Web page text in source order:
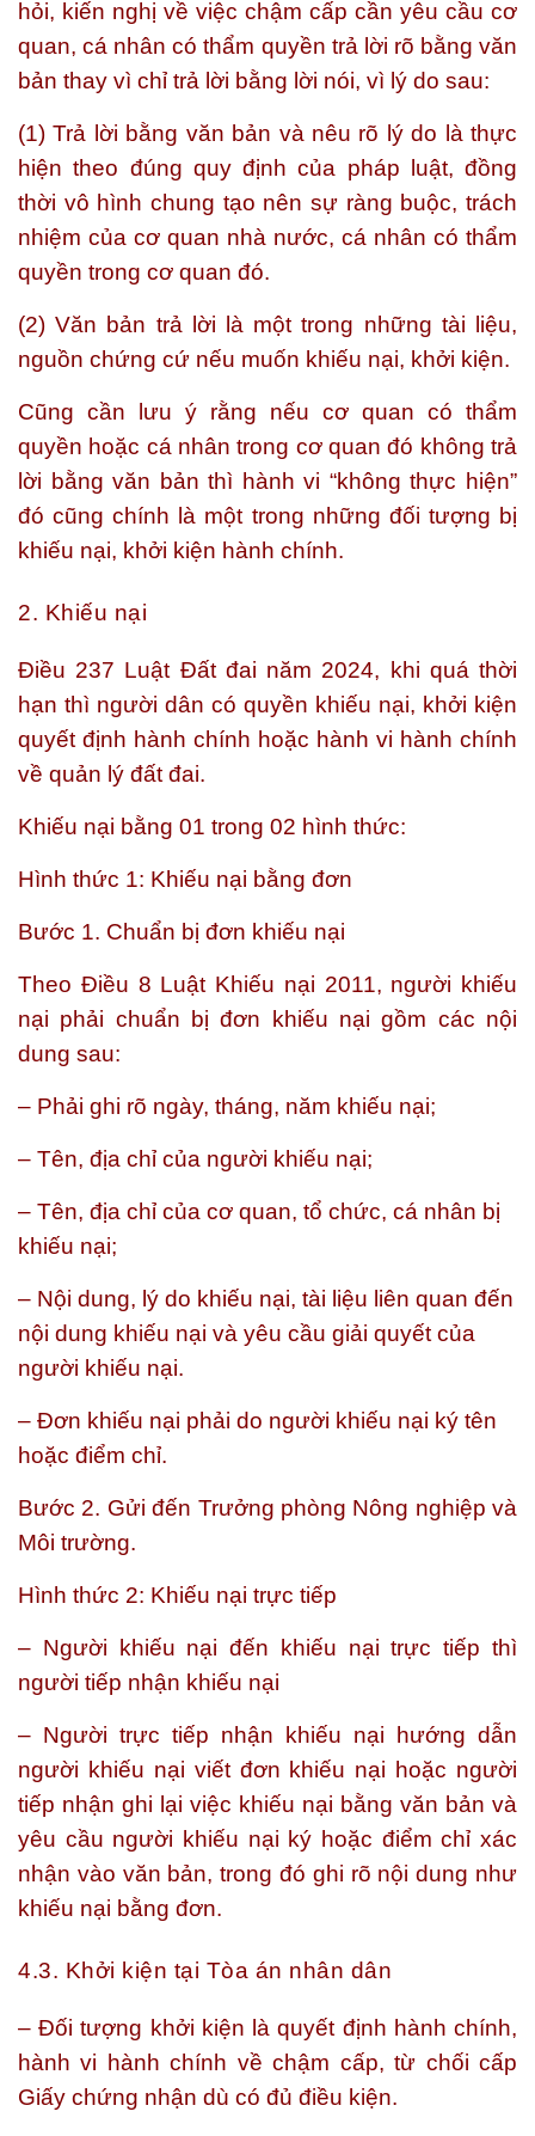
hỏi, kiến nghị về việc chậm cấp cần yêu cầu cơ
quan, cá nhân có thẩm quyền trả lời rõ bằng văn
bản thay vì chỉ trả lời bằng lời nói, vì lý do sau:
(1) Trả lời bằng văn bản và nêu rõ lý do là thực
hiện theo đúng quy định của pháp luật, đồng
thời vô hình chung tạo nên sự ràng buộc, trách
nhiệm của cơ quan nhà nước, cá nhân có thẩm
quyền trong cơ quan đó.
(2) Văn bản trả lời là một trong những tài liệu,
nguồn chứng cứ nếu muốn khiếu nại, khởi kiện.
Cũng cần lưu ý rằng nếu cơ quan có thẩm
quyền hoặc cá nhân trong cơ quan đó không trả
lời bằng văn bản thì hành vi “không thực hiện”
đó cũng chính là một trong những đối tượng bị
khiếu nại, khởi kiện hành chính.
2. Khiếu nại
Điều 237 Luật Đất đai năm 2024, khi quá thời
hạn thì người dân có quyền khiếu nại, khởi kiện
quyết định hành chính hoặc hành vi hành chính
về quản lý đất đai.
Khiếu nại bằng 01 trong 02 hình thức:
Hình thức 1: Khiếu nại bằng đơn
Bước 1. Chuẩn bị đơn khiếu nại
Theo Điều 8 Luật Khiếu nại 2011, người khiếu
nại phải chuẩn bị đơn khiếu nại gồm các nội
dung sau:
– Phải ghi rõ ngày, tháng, năm khiếu nại;
– Tên, địa chỉ của người khiếu nại;
– Tên, địa chỉ của cơ quan, tổ chức, cá nhân bị
khiếu nại;
– Nội dung, lý do khiếu nại, tài liệu liên quan đến
nội dung khiếu nại và yêu cầu giải quyết của
người khiếu nại.
– Đơn khiếu nại phải do người khiếu nại ký tên
hoặc điểm chỉ.
Bước 2. Gửi đến Trưởng phòng Nông nghiệp và
Môi trường.
Hình thức 2: Khiếu nại trực tiếp
– Người khiếu nại đến khiếu nại trực tiếp thì
người tiếp nhận khiếu nại
– Người trực tiếp nhận khiếu nại hướng dẫn
người khiếu nại viết đơn khiếu nại hoặc người
tiếp nhận ghi lại việc khiếu nại bằng văn bản và
yêu cầu người khiếu nại ký hoặc điểm chỉ xác
nhận vào văn bản, trong đó ghi rõ nội dung như
khiếu nại bằng đơn.
4.3. Khởi kiện tại Tòa án nhân dân
– Đối tượng khởi kiện là quyết định hành chính,
hành vi hành chính về chậm cấp, từ chối cấp
Giấy chứng nhận dù có đủ điều kiện.